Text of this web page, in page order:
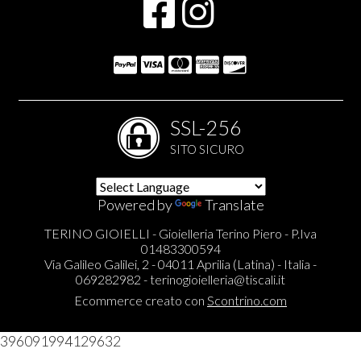
SSL-256
SITO SICURO
Powered by Translate
TERINO GIOIELLI - Gioielleria Terino Piero - P.Iva
01483300594
Via Galileo Galilei, 2 - 04011 Aprilia (Latina) - Italia -
069282982 -terinogioielleria@tiscali.it
Ecommerce creato con Scontrino.com
396091994129632